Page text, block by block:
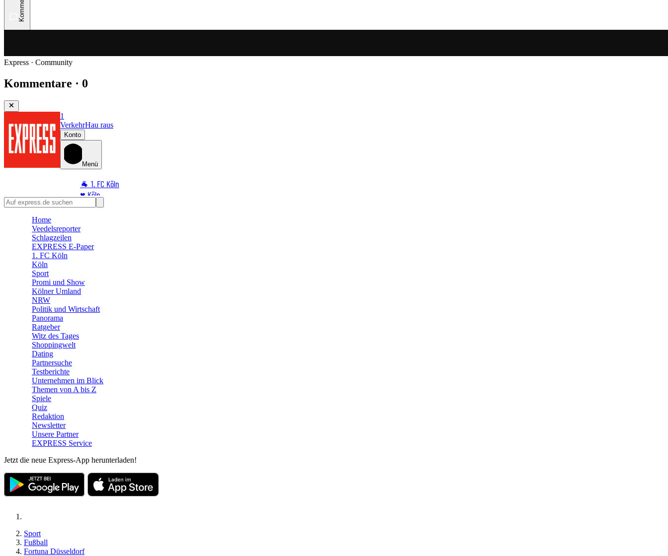
Express · Community
Kommentare · 0
1
VerkehrHau raus
Konto
Menü
🐐 1. FC Köln
♥️ Köln
⭐ Promi
🛒 Shoppingwelt
🧩 Spiele
Home
Veedelsreporter
Schlagzeilen
EXPRESS E-Paper
1. FC Köln
Köln
Sport
Promi und Show
Kölner Umland
NRW
Politik und Wirtschaft
Panorama
Ratgeber
Witz des Tages
Shoppingwelt
Dating
Partnersuche
Testberichte
Unternehmen im Blick
Themen von A bis Z
Spiele
Quiz
Redaktion
Newsletter
Unsere Partner
EXPRESS Service
Jetzt die neue Express-App herunterladen!
Sport
Fußball
Fortuna Düsseldorf